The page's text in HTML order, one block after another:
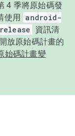
4 季將原始碼發
使用 android-
資訊清
放原始碼計畫的
始碼計畫變